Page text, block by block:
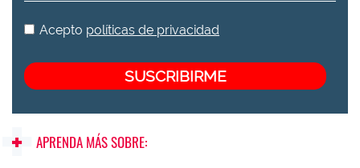
Acepto políticas de privacidad
APRENDA MÁS SOBRE: